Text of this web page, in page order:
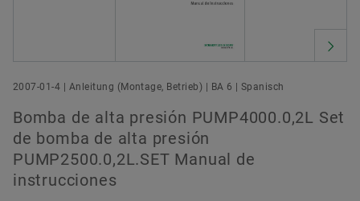
2007-01-4 | Anleitung (Montage, Betrieb) | BA 6 | Spanisch
Bomba de alta presión PUMP4000.0,2L Set
de bomba de alta presión
PUMP2500.0,2L.SET Manual de
instrucciones